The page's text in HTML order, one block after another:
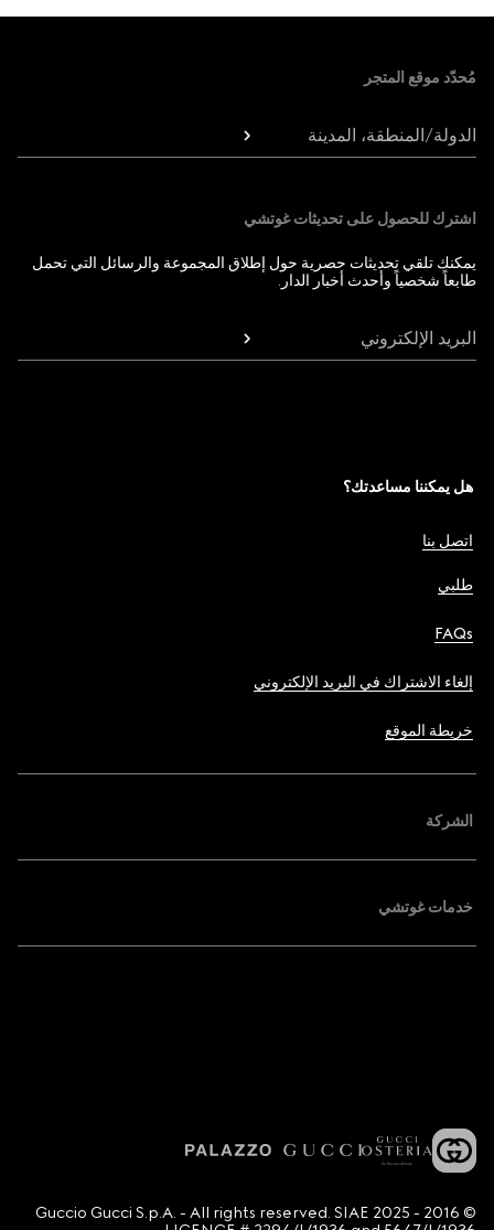
مُحدّد موقع المتجر
الدولة/المنطقة، المدينة
اشترك للحصول على تحديثات غوتشي
يمكنك تلقي تحديثات حصرية حول إطلاق المجموعة والرسائل التي تحمل
طابعاً شخصياً وأحدث أخبار الدار.
البريد الإلكتروني
هل يمكننا مساعدتك؟
اتصل بنا
طلبي
FAQs
إلغاء الاشتراك في البريد الإلكتروني
خريطة الموقع
الشركة
خدمات غوتشي
© 2016 - 2025 Guccio Gucci S.p.A. - All rights reserved. SIAE